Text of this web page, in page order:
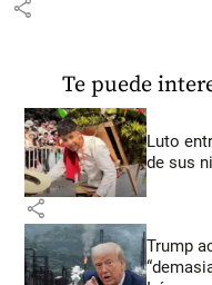
share
Te puede
Luto
de sus
share
Trump